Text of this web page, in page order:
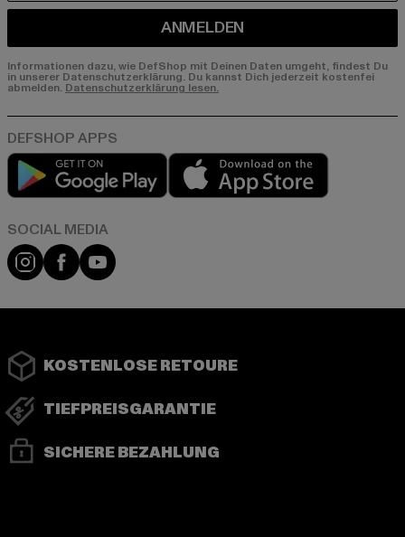
ANMELDEN
Informationen dazu, wie DefShop mit Deinen Daten umgeht, findest Du
in unserer Datenschutzerklärung. Du kannst Dich jederzeit kostenfei
abmelden. Datenschutzerklärung lesen.
Play market
Instagram
FacebookYouTube
KOSTENLOSE RETOURE
TIEFPREISGARANTIE
SICHERE BEZAHLUNG